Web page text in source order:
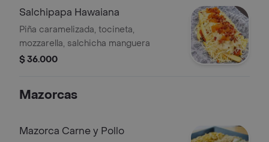
Salchipapa Hawaiana
Piña caramelizada, tocineta,
mozzarella, salchicha manguera
$ 36.000
Mazorcas
Mazorca Carne y Pollo